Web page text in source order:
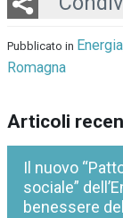
Pubblicato in Energia
Romagna
Articoli
Il nuovo
sociale”
benessere